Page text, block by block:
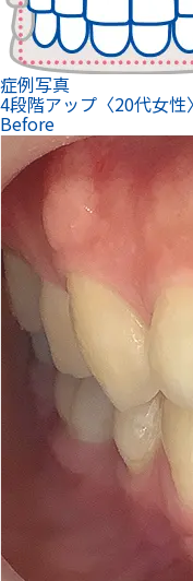
症例写真
4段階アップ〈20代女性〉
Before